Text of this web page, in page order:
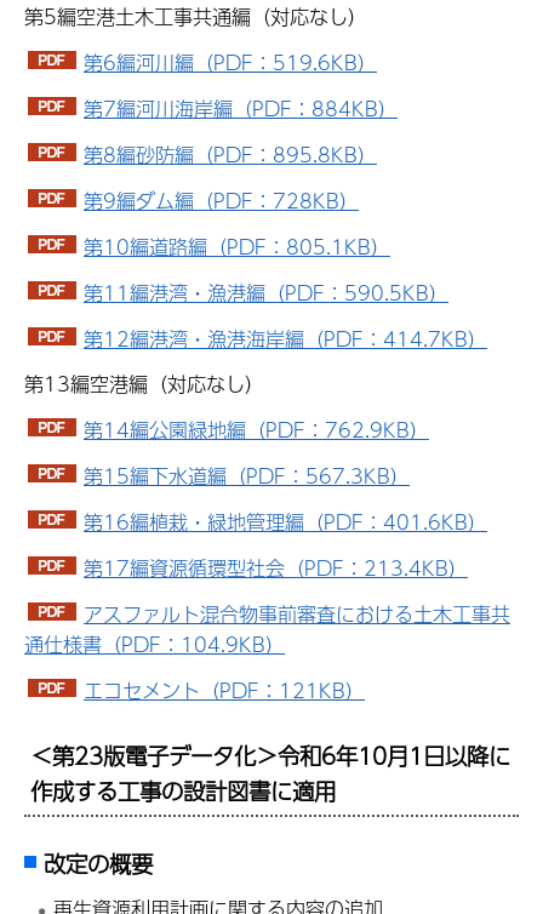
第5編空港土木工事共通編（対応なし）
第6編河川編（PDF：519.6KB）
第7編河川海岸編（PDF：884KB）
第8編砂防編（PDF：895.8KB）
第9編ダム編（PDF：728KB）
第10編道路編（PDF：805.1KB）
第11編港湾・漁港編（PDF：590.5KB）
第12編港湾・漁港海岸編（PDF：414.7KB）
第13編空港編（対応なし）
第14編公園緑地編（PDF：762.9KB）
第15編下水道編（PDF：567.3KB）
第16編植栽・緑地管理編（PDF：401.6KB）
第17編資源循環型社会（PDF：213.4KB）
アスファルト混合物事前審査における土木工事共
通仕様書（PDF：104.9KB）
エコセメント（PDF：121KB）
＜第23版電子データ化＞令和6年10月1日以降に
作成する工事の設計図書に適用
改定の概要